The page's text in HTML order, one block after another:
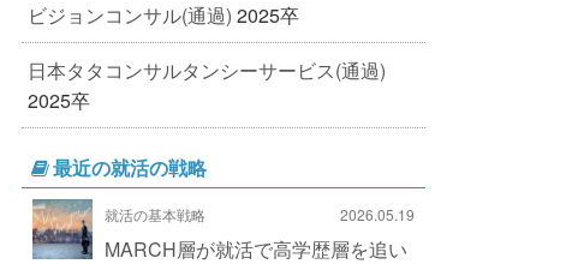
ビジョンコンサル(通過) 2025卒
日本タタコンサルタンシーサービス(通過)
2025卒
最近の就活の戦略
就活の基本戦略 2026.05.19
MARCH層が就活で高学歴層を追い